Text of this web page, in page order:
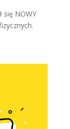
się NOWY